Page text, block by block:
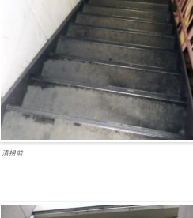
清掃前